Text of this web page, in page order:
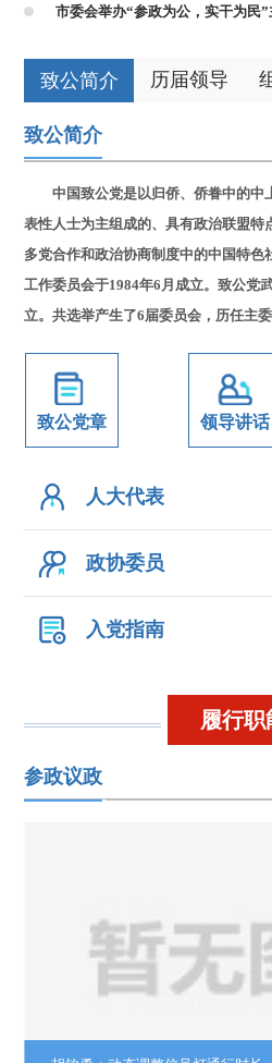
致公简介 历届领导
致公简介
中国致公党是以归侨、侨眷中的中
表性人士为主组成的、具有政治联盟特
多党合作和政治协商制度中的中国特色
工作委员会于1984年6月成立。致公党
立。共选举产生了6届委员会，历任主
委1人、副主委6人、常委13人。
致公党章 领导讲话
人大代表
政协委员
入党指南
履行职
参政议政